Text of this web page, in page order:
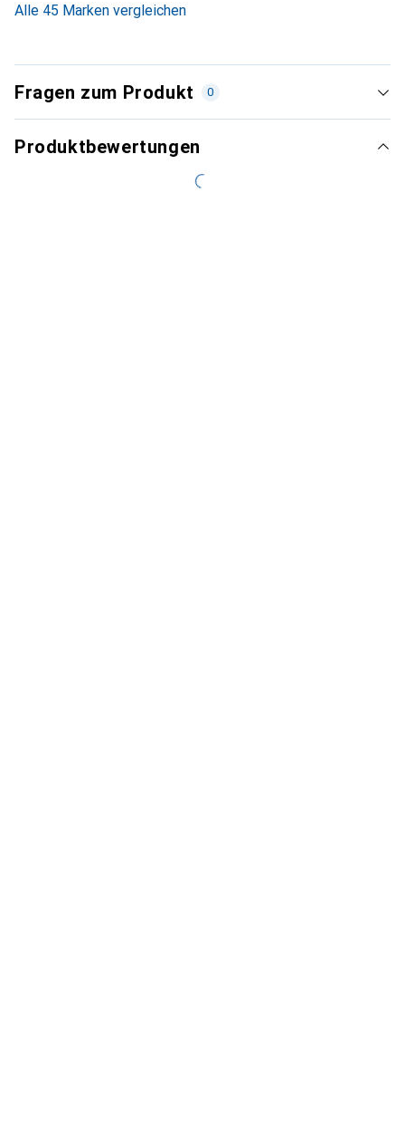
Alle 45 Marken vergleichen
Fragen zum Produkt 0
Produktbewertungen